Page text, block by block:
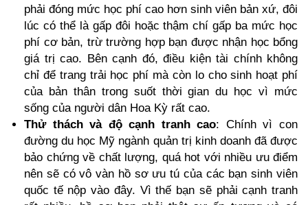
phải đóng mức học phí cao hơn sinh viên bản xứ, đôi
lúc có thể là gấp đôi hoặc thậm chí gấp ba mức học
phí cơ bản, trừ trường hợp bạn được nhận học bổng
giá trị cao. Bên cạnh đó, điều kiện tài chính không
chỉ để trang trải học phí mà còn lo cho sinh hoạt phí
của bản thân trong suốt thời gian du học vì mức
sống của người dân Hoa Kỳ rất cao.
Thử thách và độ cạnh tranh cao: Chính vì con
đường du học Mỹ ngành quản trị kinh doanh đã được
bảo chứng về chất lượng, quá hot với nhiều ưu điểm
nên sẽ có vô vàn hồ sơ ưu tú của các bạn sinh viên
quốc tế nộp vào đây. Vì thế bạn sẽ phải cạnh tranh